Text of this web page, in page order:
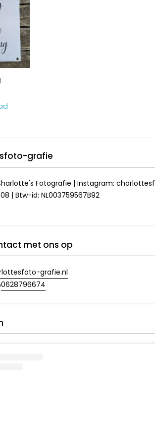
grafie
Fotografie | Instagram:
| Btw-id: NL003759567B92
met ons op
grafie.nl
0628796674